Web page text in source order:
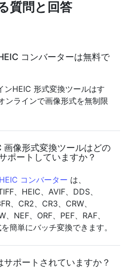
質問と回答
コンバーターは無料で
ンHEIC 形式変換ツールはす
ンラインで画像形式を無制限
画像形式変換ツールはどの
ポートしていますか？
HEIC コンバーター は、
、HEIC、AVIF、DDS、
、CR2、CR3、CRW、
、NEF、ORF、PEF、RAF、
簡単にバッチ変換できます。
ポートされていますか？